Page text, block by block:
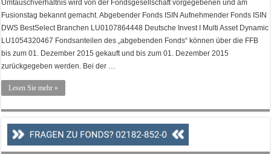
Umtauschverhältnis wird von der Fondsgesellschaft vorgegebenen und am
Fusionstag bekannt gemacht. Abgebender Fonds ISIN Aufnehmender Fonds ISIN
DWS BestSelect Branchen LU0107864448 Deutsche Invest I Multi Asset Dynamic
LU1054320467 Fondsanteilen des „abgebenden Fonds“ können über die FFB
bis zum 01. Dezember 2015 gekauft und bis zum 01. Dezember 2015
zurückgegeben werden. Bei der …
Lesen Sie mehr »